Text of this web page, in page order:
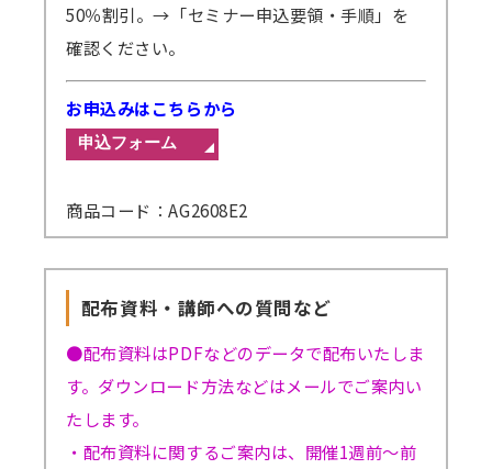
50％割引。→「セミナー申込要領・手順」を
確認ください。
お申込みはこちらから
商品コード：AG2608E2
配布資料・講師への質問など
●配布資料はPDFなどのデータで配布いたしま
す。ダウンロード方法などはメールでご案内い
たします。
・配布資料に関するご案内は、開催1週前～前